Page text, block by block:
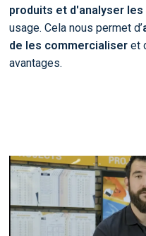
produits et d'analyser
usage. Cela nous permet d’
de les commercialiseret
avantages.